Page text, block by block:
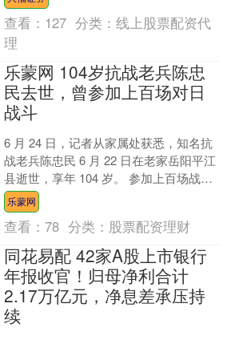
妈妈呀，....
查看： 127 分类：线上股票配资代
理
乐蒙网 104岁抗战老兵陈忠
民去世，曾参加上百场对日
战斗
6 月 24 日，记者从家属处获悉，知名抗
战老兵陈忠民 6 月 22 日在老家岳阳平江
县逝世，享年 104 岁。 参加上百场战
斗，"我不怕敌，敌必怕我" 据湖南....
乐蒙网
查看：78 分类： 股票配资理财
同花易配 42家A股上市银行
年报收官！归母净利合计
2.17万亿元，净息差承压持
续